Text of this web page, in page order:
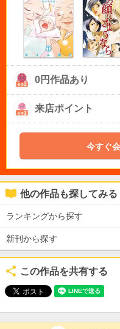
0円作品あり
来店ポイント
今すぐ
他の作品も探してみる
ランキングから探す
新刊から探す
この作品を共有する